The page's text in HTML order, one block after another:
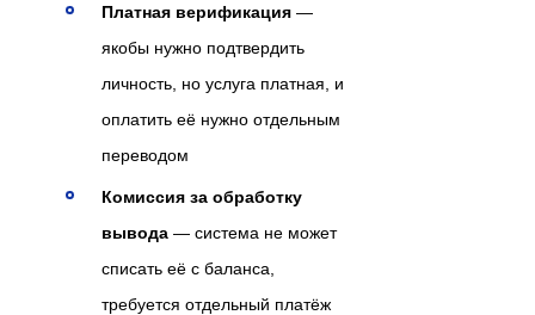
Платная верификация —
якобы нужно подтвердить
личность, но услуга платная, и
оплатить её нужно отдельным
переводом
Комиссия за обработку
вывода — система не может
списать её с баланса,
требуется отдельный платёж